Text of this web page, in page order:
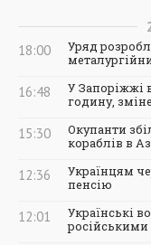
18:00
Уряд
16:48
У Запоріжжі
годину,
15:30
Окупанти
кораблів в
12:36
Українцям
пенсію
12:01
Українські